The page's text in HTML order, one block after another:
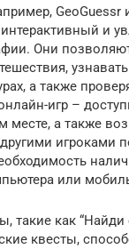
GeoGuessr
и
Они
а также
игр –
месте, а также
игроками
или
такие как “Найди
квесты,